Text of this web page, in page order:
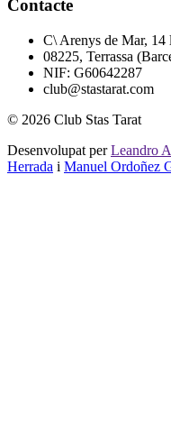
Contacte
C\ Arenys de Mar, 14
08225, Terrassa
NIF: G60642287
club@stastarat.com
© 2026 Club Stas Tarat
Desenvolupat perLeandro
Herrada i Manuel Ordoñez